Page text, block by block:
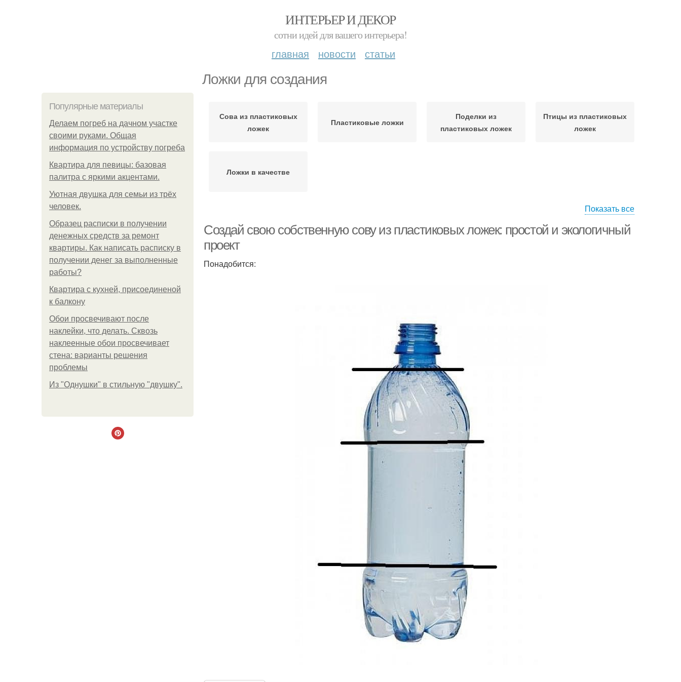
ИНТЕРЬЕР И ДЕКОР
сотни идей для вашего интерьера!
главная новости статьи
Ложки для создания
Популярные материалы
Делаем погреб на дачном участке
своими руками. Общая
информация по устройству погреба
Квартира для певицы: базовая
палитра с яркими акцентами.
Уютная двушка для семьи из трёх
человек.
Образец расписки в получении
денежных средств за ремонт
квартиры. Как написать расписку в
получении денег за выполненные
работы?
Квартира с кухней, присоединеной
к балкону
Обои просвечивают после
наклейки, что делать. Сквозь
наклеенные обои просвечивает
стена: варианты решения
проблемы
Из "Однушки" в стильную "двушку".
Сова из пластиковых
ложек
Пластиковые ложки
Поделки из
пластиковых ложек
Птицы из пластиковых
ложек
Ложки в качестве
Показать все
Создай свою собственную сову из пластиковых ложек: простой и экологичный
проект
Понадобится: